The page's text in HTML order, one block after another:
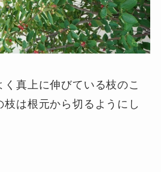
真上に伸びている枝のこ
枝は根元から切るようにし